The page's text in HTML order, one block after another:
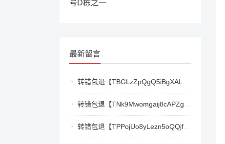
号D栋之一
最新留言
转错包退【TBGLzZpQgQ5iBgXALSFLTY1USFGgDAwdFQ】客服TeleGram:【@TrxEm】
转错包退【TNk9Mwomgaij8cAPZgnkZzR1TrYEkCt3nt】客服TeleGram:【@TrxEm】
转错包退【TPPojUo8yLezn5oQQjffqH2cKTCb9oTm8Y】客服TeleGram:【@TrxEm】